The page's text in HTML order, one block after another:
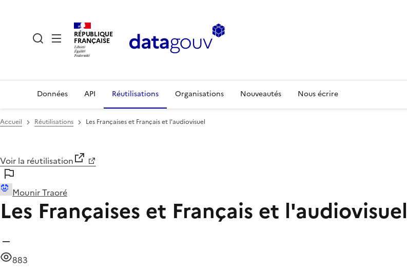
RÉPUBLIQUE
FRANÇAISE
Données API Réutilisations Organisations Nouveautés Nous écrire
Accueil Réutilisations Les Françaises et Français et l'audiovisuel
Voir la réutilisation
Mounir Traoré
Les Françaises et Français et l'audiovisuel
883